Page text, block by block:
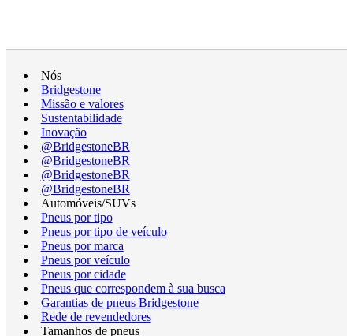
Nós
Bridgestone
Missão e valores
Sustentabilidade
Inovação
@BridgestoneBR
@BridgestoneBR
@BridgestoneBR
@BridgestoneBR
Automóveis/SUVs
Pneus por tipo
Pneus por tipo de veículo
Pneus por marca
Pneus por veículo
Pneus por cidade
Pneus que correspondem à sua busca
Garantias de pneus Bridgestone
Rede de revendedores
Tamanhos de pneus